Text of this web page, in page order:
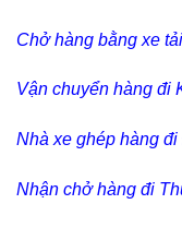
Chở hàng bằng xe
Vận chuyển hàng đi
Nhà xe ghép hàng
Nhận chở hàng đi